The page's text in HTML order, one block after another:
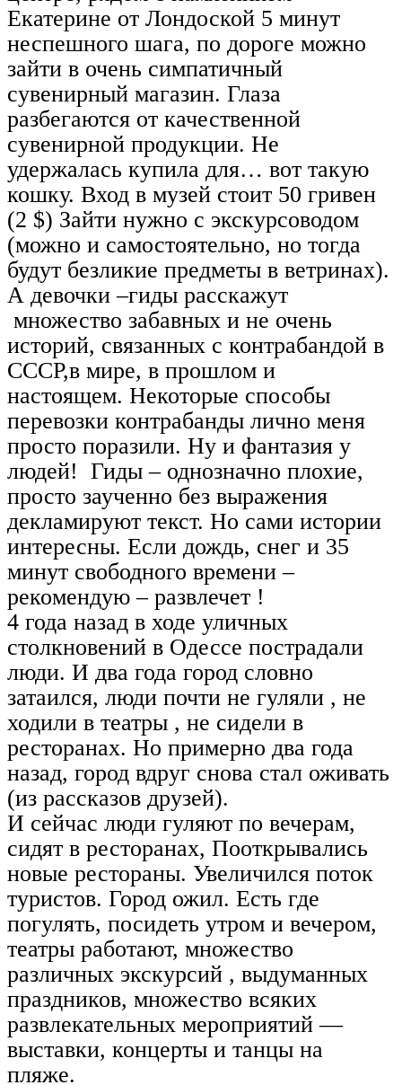
Екатерине от Лондоской 5 минут
неспешного шага, по дороге можно
зайти в очень симпатичный
сувенирный магазин. Глаза
разбегаются от качественной
сувенирной продукции. Не
удержалась купила для… вот такую
кошку. Вход в музей стоит 50 гривен
(2 $) Зайти нужно с экскурсоводом
(можно и самостоятельно, но тогда
будут безликие предметы в ветринах).
А девочки –гиды расскажут
множество забавных и не очень
историй, связанных с контрабандой в
СССР,в мире, в прошлом и
настоящем. Некоторые способы
перевозки контрабанды лично меня
просто поразили. Ну и фантазия у
людей! Гиды – однозначно плохие,
просто заученно без выражения
декламируют текст. Но сами истории
интересны. Если дождь, снег и 35
минут свободного времени –
рекомендую – развлечет !
4 года назад в ходе уличных
столкновений в Одессе пострадали
люди. И два года город словно
затаился, люди почти не гуляли , не
ходили в театры , не сидели в
ресторанах. Но примерно два года
назад, город вдруг снова стал оживать
(из рассказов друзей).
И сейчас люди гуляют по вечерам,
сидят в ресторанах, Пооткрывались
новые рестораны. Увеличился поток
туристов. Город ожил. Есть где
погулять, посидеть утром и вечером,
театры работают, множество
различных экскурсий , выдуманных
праздников, множество всяких
развлекательных мероприятий —
выставки, концерты и танцы на
пляже.